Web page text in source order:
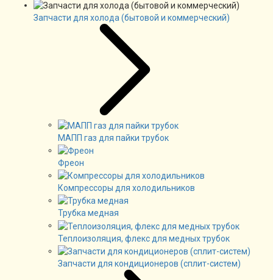
Запчасти для холода (бытовой и коммерческий)
МАПП газ для пайки трубок
Фреон
Компрессоры для холодильников
Трубка медная
Теплоизоляция, флекс для медных трубок
Запчасти для кондиционеров (сплит-систем)